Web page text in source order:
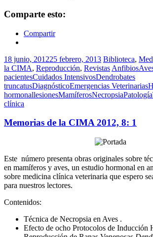
Comparte esto:
Compartir
18 junio, 201225 febrero, 2013 Biblioteca,
la CIMA, Reproducción, Revistas Anfibios
pacientesCuidados IntensivosDendrobates
truncatusDiagnósticoEmergencias Veterinarias
hormonallesionesMamíferosNecropsiaPatología
clínica
Memorias de la CIMA 2012, 8: 1
Este número presenta obras originales sobre
en mamíferos y aves, un estudio hormonal en
sobre medicina clínica veterinaria que espero
para nuestros lectores.
Contenidos:
Técnica de Necropsia en Aves .
Efecto de ocho Protocolos de Inducción